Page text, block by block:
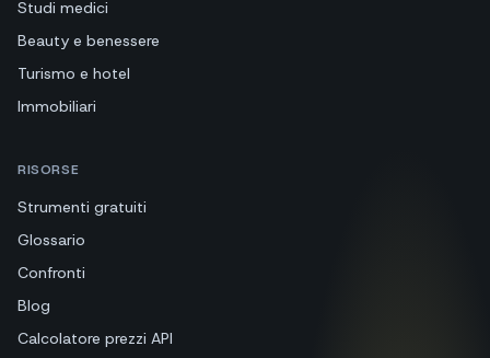
Studi medici
Beauty e benessere
Turismo e hotel
Immobiliari
RISORSE
Strumenti gratuiti
Glossario
Confronti
Blog
Calcolatore prezzi API